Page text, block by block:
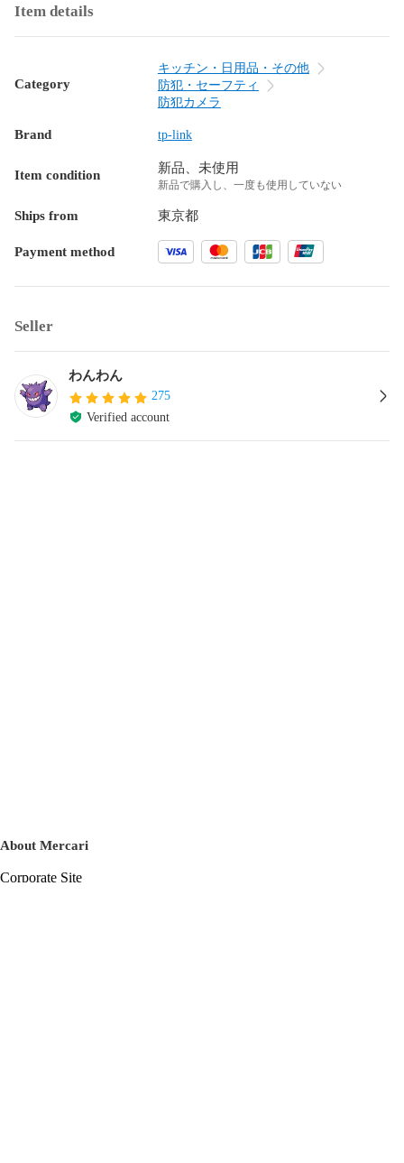
Item details
Category
キッチン・日用品・その他
防犯・セーフティ
防犯カメラ
Brand tp-link
Item condition 新品、未使用
新品で購入し、一度も使用していない
Ships from 東京都
Payment method
Seller
わんわん
275
Verified account
About Mercari
Corporate Site